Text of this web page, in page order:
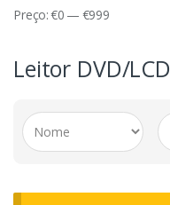
Preço:€0 — €999
Leitor DVD/LCD